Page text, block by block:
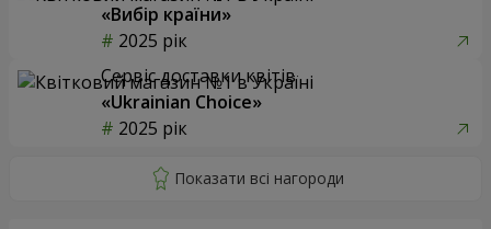
«Вибір країни»
2025 рік
Сервіс доставки квітів
«Ukrainian Choice»
2025 рік